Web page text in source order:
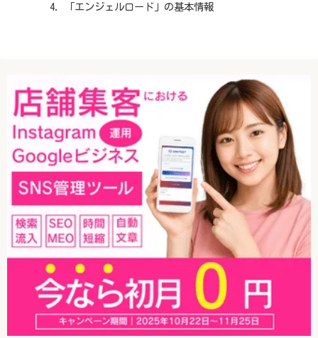
「エンジェルロード」の基本情報